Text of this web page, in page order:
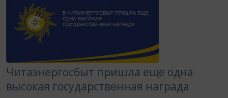
Читаэнергосбыт пришла еще одна
высокая государственная награда